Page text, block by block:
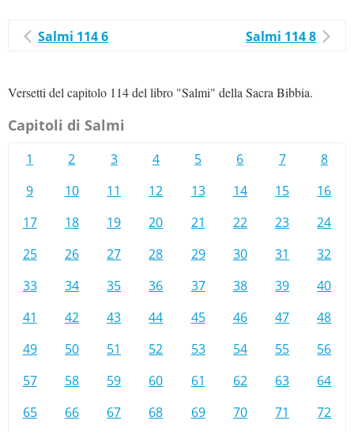
Salmi 114 6 Salmi 114 8
Versetti del capitolo 114 del libro "Salmi" della Sacra Bibbia.
Capitoli di Salmi
1 2 3 4 5 6 7
8
9
10 11 12 13 14 15
16
17
18 19 20 21 22 23
24
25
26 27 28 29 30 31
32
33
34 35 36 37 38 39
40
41
42 43 44 45 46 47
48
49
50 51 52 53 54 55
56
57
58 59 60 61 62 63
64
65
66 67 68 69 70 71
72